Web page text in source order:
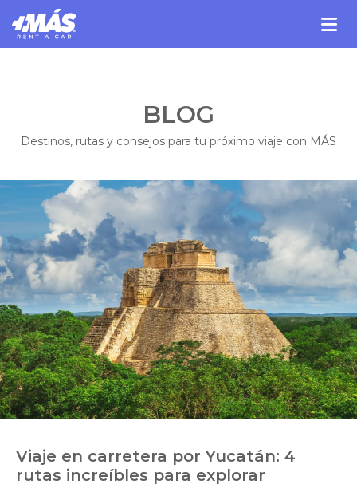
BLOG
Destinos, rutas y consejos para tu próximo viaje con MÁS
Viaje en carretera por Yucatán: 4
rutas increíbles para explorar